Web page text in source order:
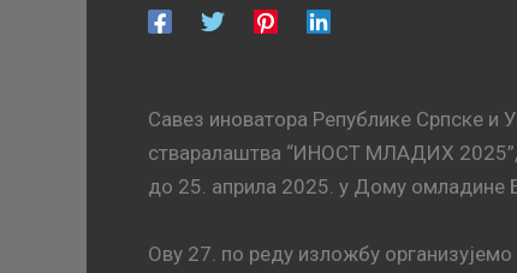
Савез иноватора Републике Српске и
стваралаштва “ИНОСТ МЛАДИХ 2025”,
до 25. априла 2025. у Дому омладине
Ову 27. по реду изложбу